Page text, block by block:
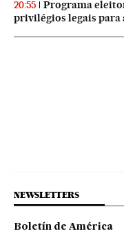
20:55
Programa
privilégios legais para
NEWSLETTERS
Boletín de América